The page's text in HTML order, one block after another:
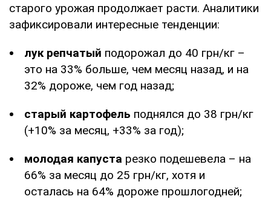
старого урожая продолжает расти. Аналитики
зафиксировали интересные тенденции:
лук репчатый подорожал до 40 грн/кг –
это на 33% больше, чем месяц назад, и на
32% дороже, чем год назад;
старый картофель поднялся до 38 грн/кг
(+10% за месяц, +33% за год);
молодая капуста резко подешевела – на
66% за месяц до 25 грн/кг, хотя и
осталась на 64% дороже прошлогодней;